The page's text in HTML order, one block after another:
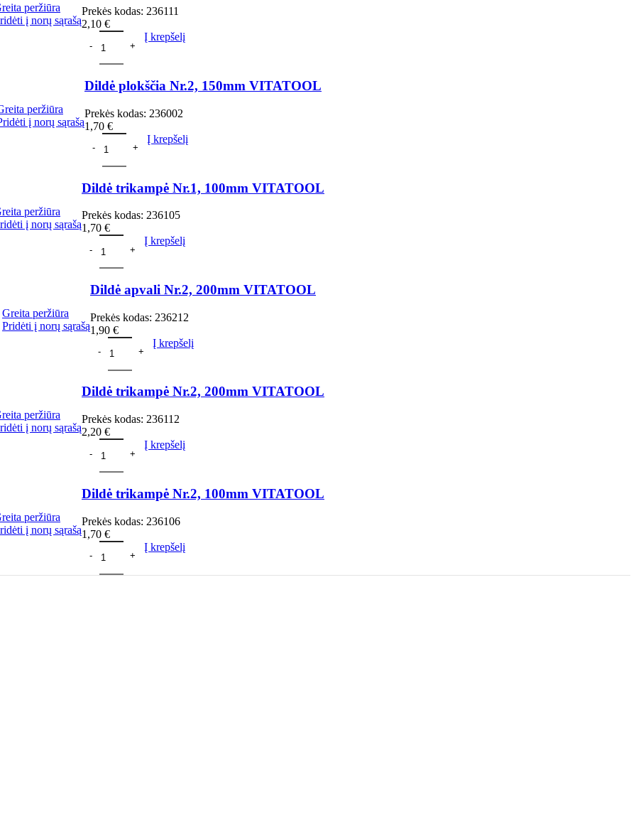
peržiūra
į norų sąrašą
Prekės kodas: 236111
2,10 €
Į krepšelį
peržiūra
į norų sąrašą
Dildė plokščia Nr.2, 150mm VITATOOL
Prekės kodas: 236002
1,70 €
Į krepšelį
peržiūra
į norų sąrašą
Dildė trikampė Nr.1, 100mm VITATOOL
Prekės kodas: 236105
1,70 €
Į krepšelį
Greita peržiūra
Pridėti į norų sąrašą
Dildė apvali Nr.2, 200mm VITATOOL
Prekės kodas: 236212
1,90 €
Į krepšelį
peržiūra
į norų sąrašą
Dildė trikampė Nr.2, 200mm VITATOOL
Prekės kodas: 236112
2,20 €
Į krepšelį
peržiūra
į norų sąrašą
Dildė trikampė Nr.2, 100mm VITATOOL
Prekės kodas: 236106
1,70 €
Į krepšelį